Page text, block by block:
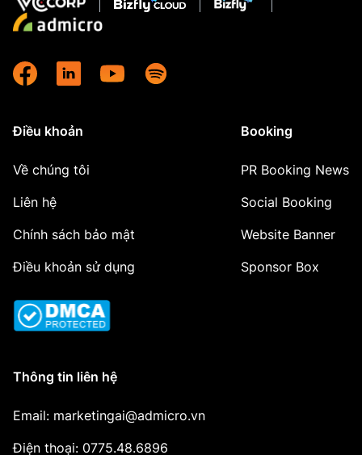
Điều khoản
Về chúng tôi
Liên hệ
Chính sách bảo mật
Điều khoản sử dụng
Booking
PR Booking News
Social Booking
Website Banner
Sponsor Box
Thông tin liên hệ
Email: marketingai@admicro.vn
Điện thoại: 0775.48.6896